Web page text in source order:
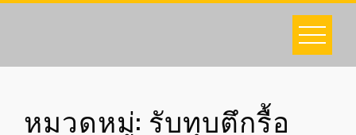
Skip
หมวดหมู่: รับทุบตึกรื้อ